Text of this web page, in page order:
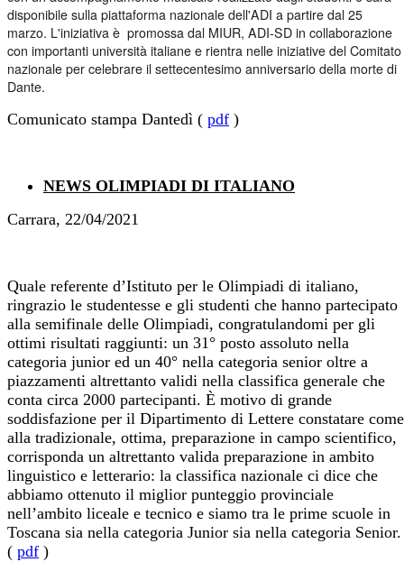
disponibile sulla piattaforma nazionale dell'ADI a partire dal 25
marzo. L'iniziativa è promossa dal MIUR, ADI-SD in collaborazione
con importanti università italiane e rientra nelle iniziative del Comitato
nazionale per celebrare il settecentesimo anniversario della morte di
Dante.
Comunicato stampa Dantedì ( pdf )
NEWS OLIMPIADI DI ITALIANO
Carrara, 22/04/2021
Quale referente d’Istituto per le Olimpiadi di italiano,
ringrazio le studentesse e gli studenti che hanno partecipato
alla semifinale delle Olimpiadi, congratulandomi per gli
ottimi risultati raggiunti: un 31° posto assoluto nella
categoria junior ed un 40° nella categoria senior oltre a
piazzamenti altrettanto validi nella classifica generale che
conta circa 2000 partecipanti. È motivo di grande
soddisfazione per il Dipartimento di Lettere constatare come
alla tradizionale, ottima, preparazione in campo scientifico,
corrisponda un altrettanto valida preparazione in ambito
linguistico e letterario: la classifica nazionale ci dice che
abbiamo ottenuto il miglior punteggio provinciale
nell’ambito liceale e tecnico e siamo tra le prime scuole in
Toscana sia nella categoria Junior sia nella categoria Senior.
( pdf )